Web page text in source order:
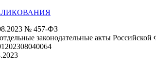
№ 457-ФЗ
законодательные акты Российской